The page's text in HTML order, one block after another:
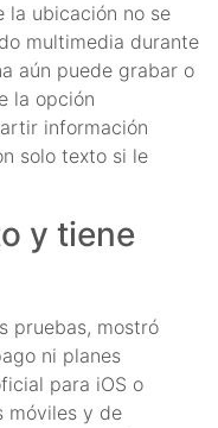
la ubicación no se
multimedia durante
aún puede grabar o
la opción
información
solo texto si le
y tiene
pruebas, mostró
ni planes
para iOS o
móviles y de